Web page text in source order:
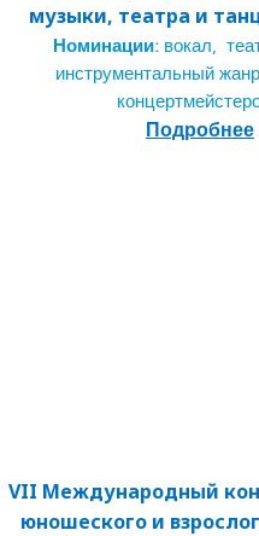
музыки, театра и
Номинации:вокал,
инструментальный
Подробнее
VII Международный
юношеского и